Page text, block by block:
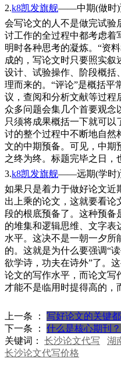
2.k8凯发旗舰——中期(做时)
会写论文的人不是做完试验
讨工作的全过程中都考虑着
明时各种思考的凝炼。“资
成的，写论文时只要照实叙
设计、试验操作、阶段概括
理而来的。“评论”是概括平
议，查阅和分析文献等过程
众多问题会集几个首要观念
只须将成果概括一下就可
讨的整个过程中不断地自然
文的中期预备。可见，中期
之终为终。标题完毕之日，
3.k8凯发旗舰——远期(学时)
如果只是着力于做好论文近
出上乘的论文，这就要看论
段的根底预备了。这种预备
的堆集和逻辑思维、文字表
水平。这决不是一朝一夕所
的。这就是为什么要强调“
欲学诗，功夫在诗外”了。
论文的写作水平，而论文写
才能不是临用时提得高的，
上一条 ：
写好论文的关键
下一条 ：
什么是核心期刊
关键词： 长沙论文代写 湖
长沙论文代写价格